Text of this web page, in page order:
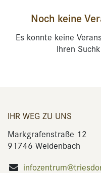
Noch keine
Es konnte keine
Ihren
IHR WEG ZU UNS
Markgrafenstraße 12
91746 Weidenbach